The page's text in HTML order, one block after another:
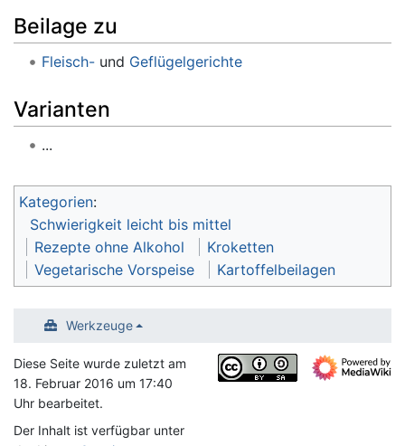
Beilage zu
Fleisch-und Geflügelgerichte
Varianten
...
Kategorien:
Schwierigkeit leicht bis mittel
Rezepte ohne Alkohol
Kroketten
Vegetarische Vorspeise
Kartoffelbeilagen
Werkzeuge
Diese Seite wurde zuletzt am
18. Februar 2016 um 17:40
Uhr bearbeitet.
Der Inhalt ist verfügbar unter